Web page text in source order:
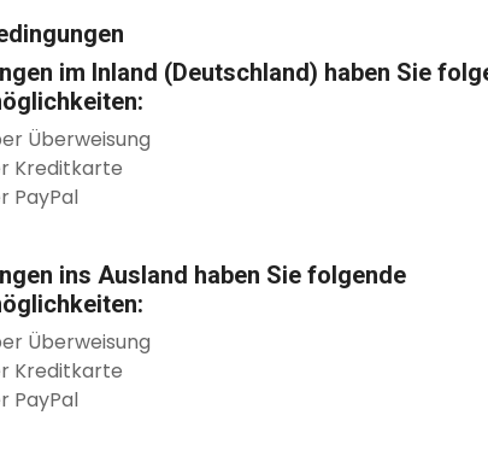
im Inland (Deutschland) haben Sie
Überweisung
Kreditkarte
PayPal
ins Ausland haben Sie folgende
Überweisung
Kreditkarte
PayPal